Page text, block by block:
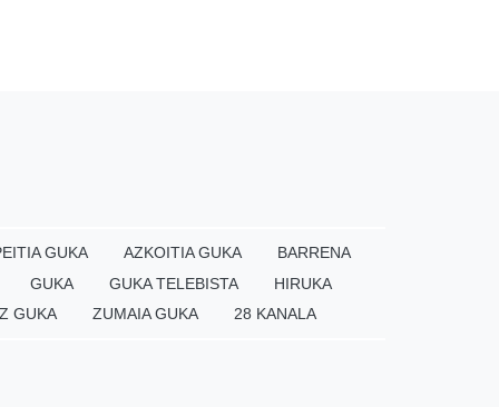
GUKA AZKOITIA GUKA
BARRENA
GUKA
GUKA TELEBISTA
HIRUKA
GUKA
ZUMAIA GUKA 28 KANALA